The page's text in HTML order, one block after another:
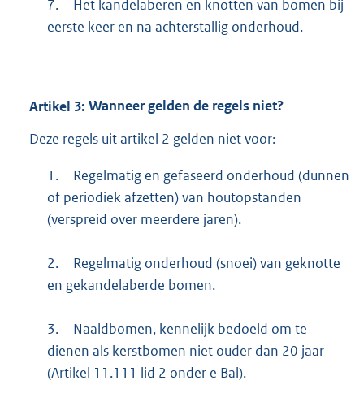
7.
Het kandelaberen en knotten van bomen bij
eerste keer en na achterstallig onderhoud.
Artikel 3: Wanneer gelden de regels niet?
Deze regels uit artikel 2 gelden niet voor:
1.
Regelmatig en gefaseerd onderhoud (dunnen
of periodiek afzetten) van houtopstanden
(verspreid over meerdere jaren).
2.
Regelmatig onderhoud (snoei) van geknotte
en gekandelaberde bomen.
3.
Naaldbomen, kennelijk bedoeld om te
dienen als kerstbomen niet ouder dan 20 jaar
(Artikel 11.111 lid 2 onder e Bal).